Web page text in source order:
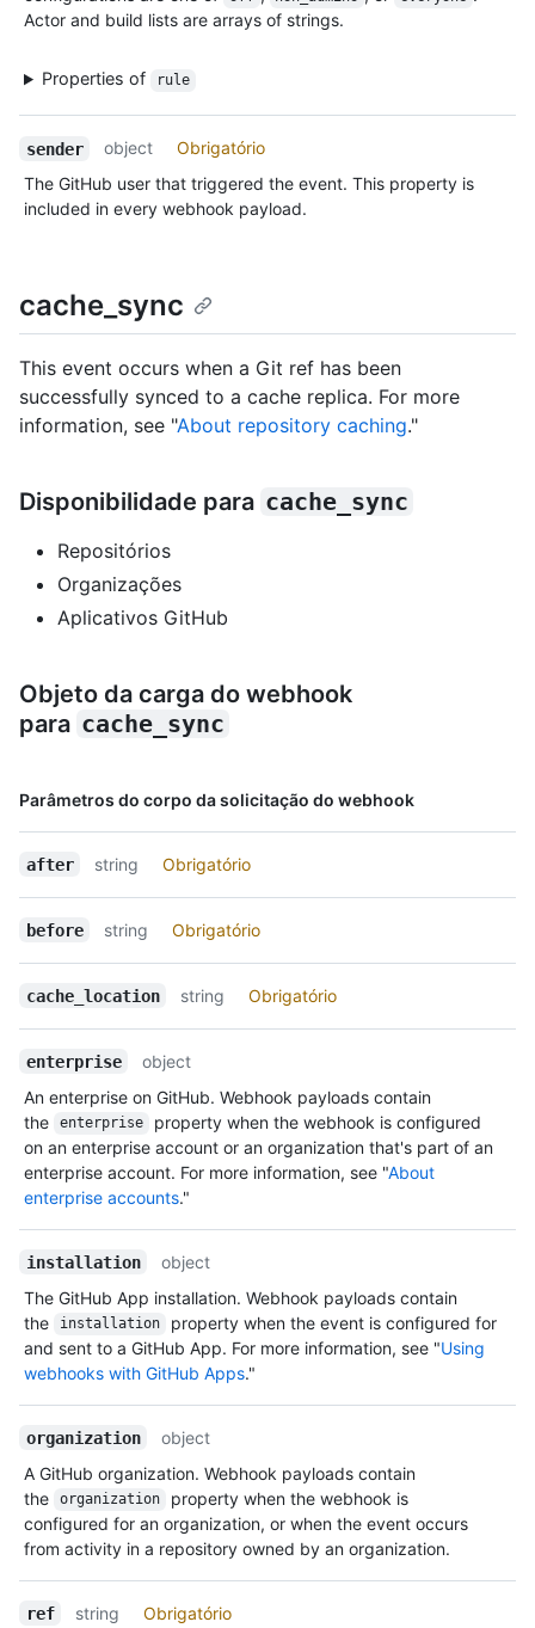
Actor and build lists are arrays of strings.
Properties of rule
sender object
Obrigatório
The GitHub user that triggered the event. This property is
included in every webhook payload.
cache_sync
This event occurs when a Git ref has been
successfully synced to a cache replica. For more
information, see "About repository caching."
Disponibilidade para cache_sync
Repositórios
Organizações
Aplicativos GitHub
Objeto da carga do webhook
para cache_sync
Parâmetros do corpo da solicitação do webhook
Nome,
after string Obrigatório
before string Obrigatório
cache_location string Obrigatório
enterprise
object
An enterprise on GitHub. Webhook payloads contain
the
enterprise
property when the webhook is configured
on an enterprise account or an organization that's part of an
enterprise account. For more information, see "About
enterprise accounts."
installation
object
The GitHub App installation. Webhook payloads contain
the
installation
property when the event is configured for
and sent to a GitHub App. For more information, see "Using
webhooks with GitHub Apps."
organization
object
A GitHub organization. Webhook payloads contain
the
organization
property when the webhook is
configured for an organization, or when the event occurs
from activity in a repository owned by an organization.
ref string Obrigatório